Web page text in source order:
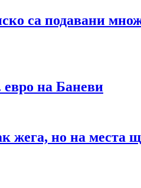
са подавани
на Баневи
жега, но на места